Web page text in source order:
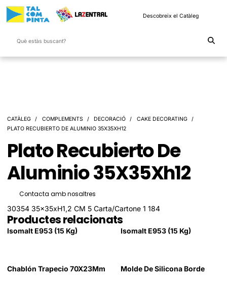
Descobreix el Catàleg
CATÀLEG COMPLEMENTS DECORACIÓ
CAKE DECORATING
PLATO RECUBIERTO DE ALUMINIO 35X35XH12
Plato Recubierto De
Aluminio 35X35Xh12
Contacta amb nosaltres
30354 35x35xH1,2 CM 5 Carta/Cartone 1 184
Productes relacionats
Isomalt E953 (15 Kg) Isomalt E953 (15 Kg)
Chablón Trapecio 70X23Mm Molde De Silicona Borde